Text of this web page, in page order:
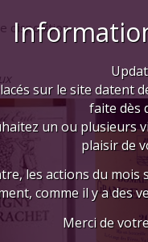
disposition.
sur le site datent
faite dès
un ou plusieurs
plaisir de
les actions du mois
comme il y a des
Merci de